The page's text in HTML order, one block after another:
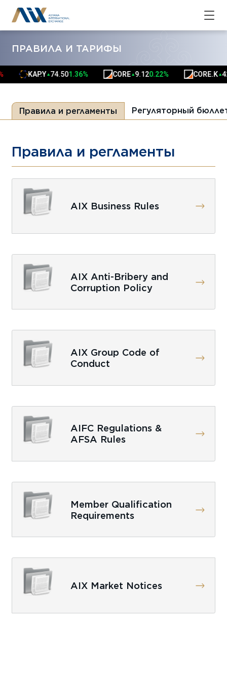
ПРАВИЛА И ТАРИФЫ
KAP.Y▲74.501.36% CORE▲9.120.22% CORE.K▲
Правила и регламенты Регуляторный
Правила и регламенты
AIX Business Rules
AIX Anti-Bribery and
Corruption Policy
AIX Group Code of
Conduct
AIFC Regulations &
AFSA Rules
Member Qualification
Requirements
AIX Market Notices